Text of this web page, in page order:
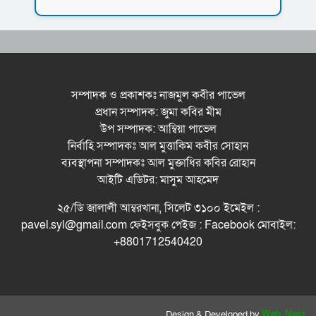
নর্থ ইস্ট ইউনিভার্সিটিতে রচনা ও আবৃত্তি
বৃক্ষরোপণ কর্মসুচি পালন
রসময় মেমোরিয়াল উচ্চ বিদ্যালয়ের নতুন ভবনের
উদ্বোধন করলেন মন্ত্রী মুক্তাদির
সম্পাদক ও প্রকাশকঃ নাজমুল কবীর পাভেল
প্রধান সম্পাদক: জুমা কবির মীম
উপ সম্পাদক: আম্বিয়া পাভেল
নির্বাহি সম্পাদকঃ আল মুত্তাকিম কবীর সোহান
ব্যবস্থাপনা সম্পাদকঃ আল মুক্তাধির কবির রোহান
আইটি এডিটর: মাসুম আহমেদ
২৫/ডি জালালী আম্বরখানা, সিলেট ৩১০০ ইমেইল :
pavel.syl@gmail.com ফেইসবুক পেইজ : Facebook মোবাইল:
+8801712540420